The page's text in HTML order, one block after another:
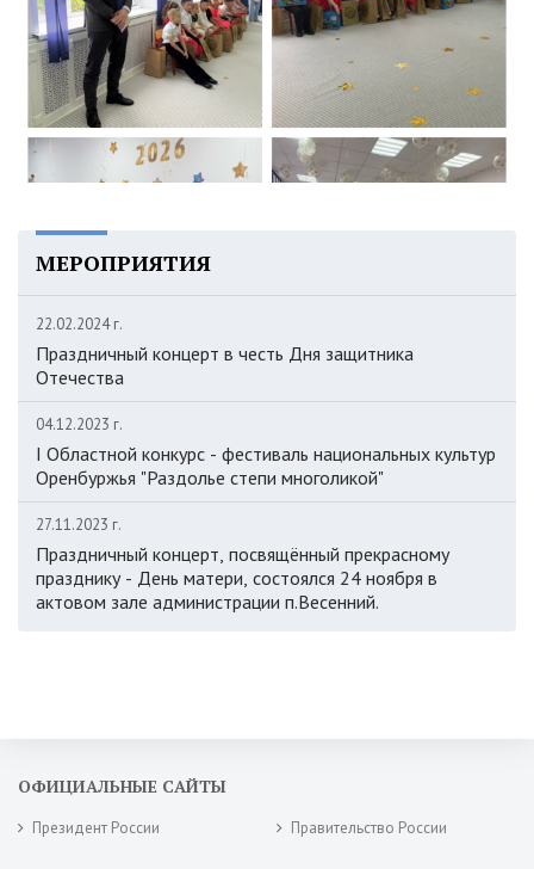
МЕРОПРИЯТИЯ
22.02.2024 г.
Праздничный концерт в честь Дня защитника
Отечества
04.12.2023 г.
I Областной конкурс - фестиваль национальных культур
Оренбуржья "Раздолье степи многоликой"
27.11.2023 г.
Праздничный концерт, посвящённый прекрасному
празднику - День матери, состоялся 24 ноября в
актовом зале администрации п.Весенний.
ОФИЦИАЛЬНЫЕ САЙТЫ
Президент России Правительство России